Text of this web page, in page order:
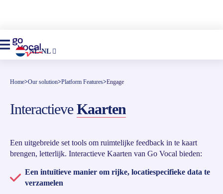
NL-NL
Home>Our solution>Platform Features>Engage
InteractieveKaarten
Een uitgebreide set tools om ruimtelijke feedback in te kaart
brengen, letterlijk. Interactieve Kaarten van Go Vocal bieden:
Een intuïtieve manier om rijke, locatiespecifieke data te
verzamelen